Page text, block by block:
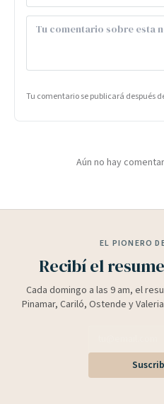
Tu comentario se publicará después
Aún no hay
EL PIONERO
Recibí el
Cada domingo a las 9 am, el
Pinamar, Cariló, Ostende y